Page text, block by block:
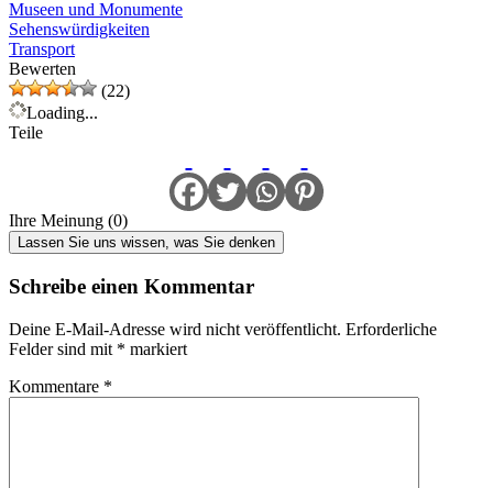
Museen und Monumente
Sehenswürdigkeiten
Transport
Bewerten
(22)
Loading...
Teile
Ihre Meinung (0)
Lassen Sie uns wissen, was Sie denken
Schreibe einen Kommentar
Deine E-Mail-Adresse wird nicht veröffentlicht. Erforderliche
Felder sind mit * markiert
Kommentare *